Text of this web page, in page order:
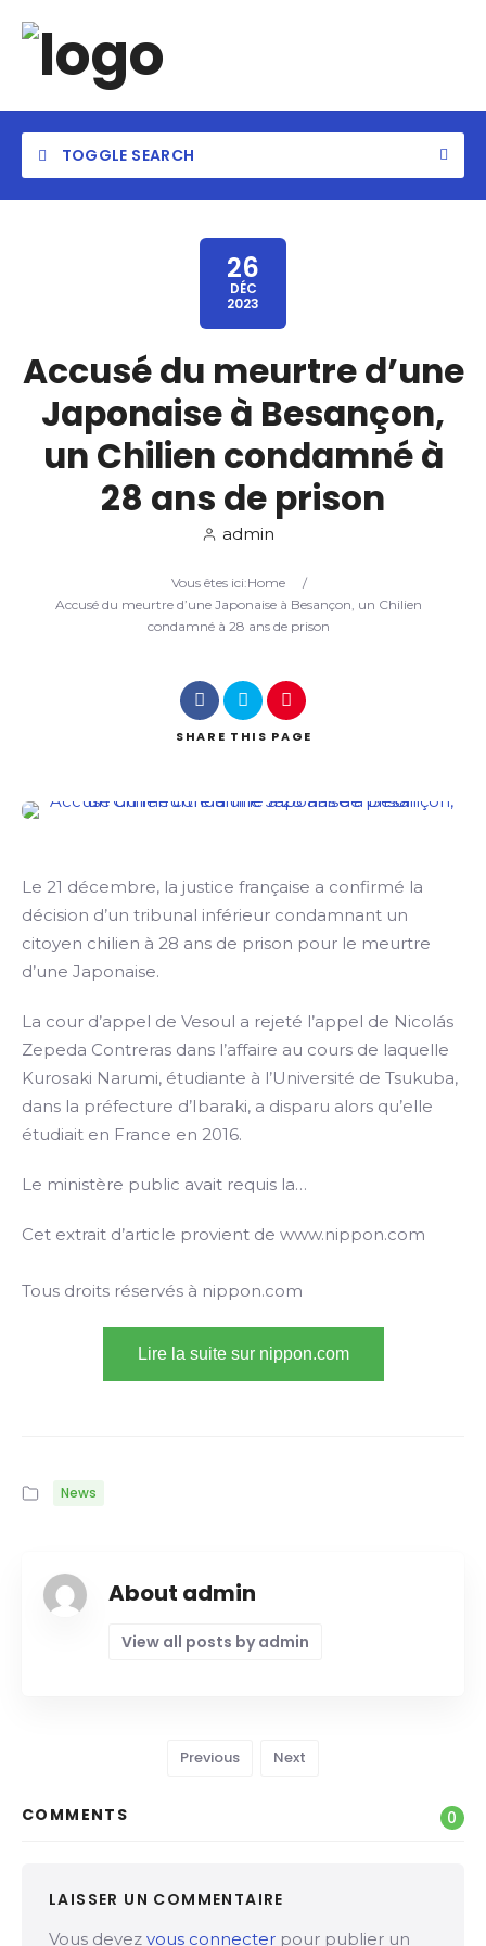
TOGGLE SEARCH
Location
26
DÉC
2023
Accusé du meurtre d’une
Japonaise à Besançon,
un Chilien condamné à
28 ans de prison
admin
Vous êtes ici:Home
/
Accusé du meurtre d’une Japonaise à Besançon, un Chilien
condamné à 28 ans de prison
SHARE THIS PAGE
Le 21 décembre, la justice française a confirmé la
décision d’un tribunal inférieur condamnant un
citoyen chilien à 28 ans de prison pour le meurtre
d’une Japonaise.
La cour d’appel de Vesoul a rejeté l’appel de Nicolás
Zepeda Contreras dans l’affaire au cours de laquelle
Kurosaki Narumi, étudiante à l’Université de Tsukuba,
dans la préfecture d’Ibaraki, a disparu alors qu’elle
étudiait en France en 2016.
Le ministère public avait requis la…
Cet extrait d’article provient de www.nippon.com
Tous droits réservés à nippon.com
Lire la suite sur nippon.com
News
About admin
View all posts by admin
Previous Next
COMMENTS 0
LAISSER UN COMMENTAIRE
Vous devez vous connecter pour publier un